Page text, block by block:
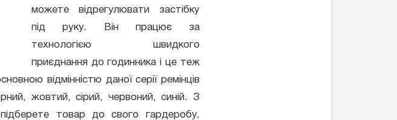
можете відрегулювати застібку
під руку. Він працює за
технологією швидкого
приєднання до годинника і це теж
відмінністю даної серії ремінців
жовтий, сірий, червоний, синій. З
товар до свого гардеробу,